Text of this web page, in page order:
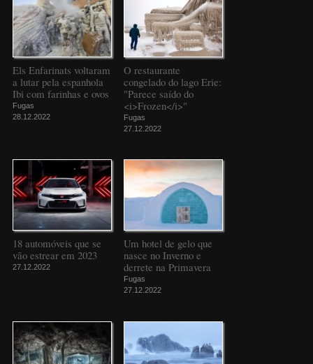
Els Enfarinats voltaram
a lutar pela espanhola
Ibi com farinhas e ovos
Fugas
28.12.2022
O restaurante
congelado do lago Erie:
"Parece saído do
<i>Frozen</i>"
Fugas
27.12.2022
18 automóveis que se
vão estrear em 2023
27.12.2022
Um hotel de gelo que
nasce no Inverno e
derrete na Primavera
Fugas
27.12.2022